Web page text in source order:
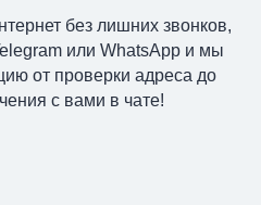
без лишних звонков,
или WhatsApp и мы
от проверки адреса до
с вами в чате!